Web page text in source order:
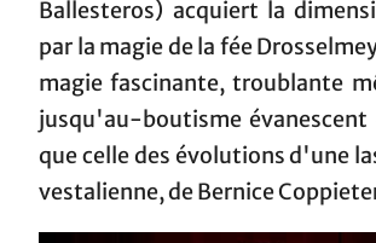
Ballesteros) acquiert la
par la magie de la fée
magie fascinante, troublante
jusqu'au-boutisme
que celle des évolutions d'une
vestalienne, de Bernice